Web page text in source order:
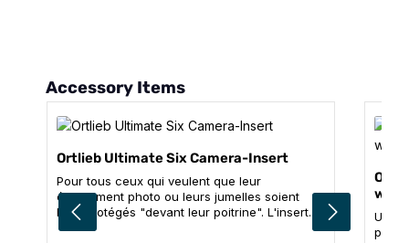
Ignorer la galerie de produits
Accessory Items
Ortlieb Ultimate Six Camera-Insert
Pour tous ceux qui veulent que leur
équipement photo ou leurs jumelles soient
bien protégés "devant leur poitrine". L'insert
photo rembourré en nylon s'insère facilement
with
Un